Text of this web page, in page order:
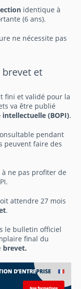
identique à
(6 ans).
ne nécessite pas
et
fini et validé pour la
va être publié
(BOPI).
pendant
peuvent faire des
ne pas profiter de
attendre 27 mois
.
le bulletin officiel
final du
brevet.